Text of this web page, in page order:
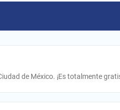
de México. ¡Es totalmente